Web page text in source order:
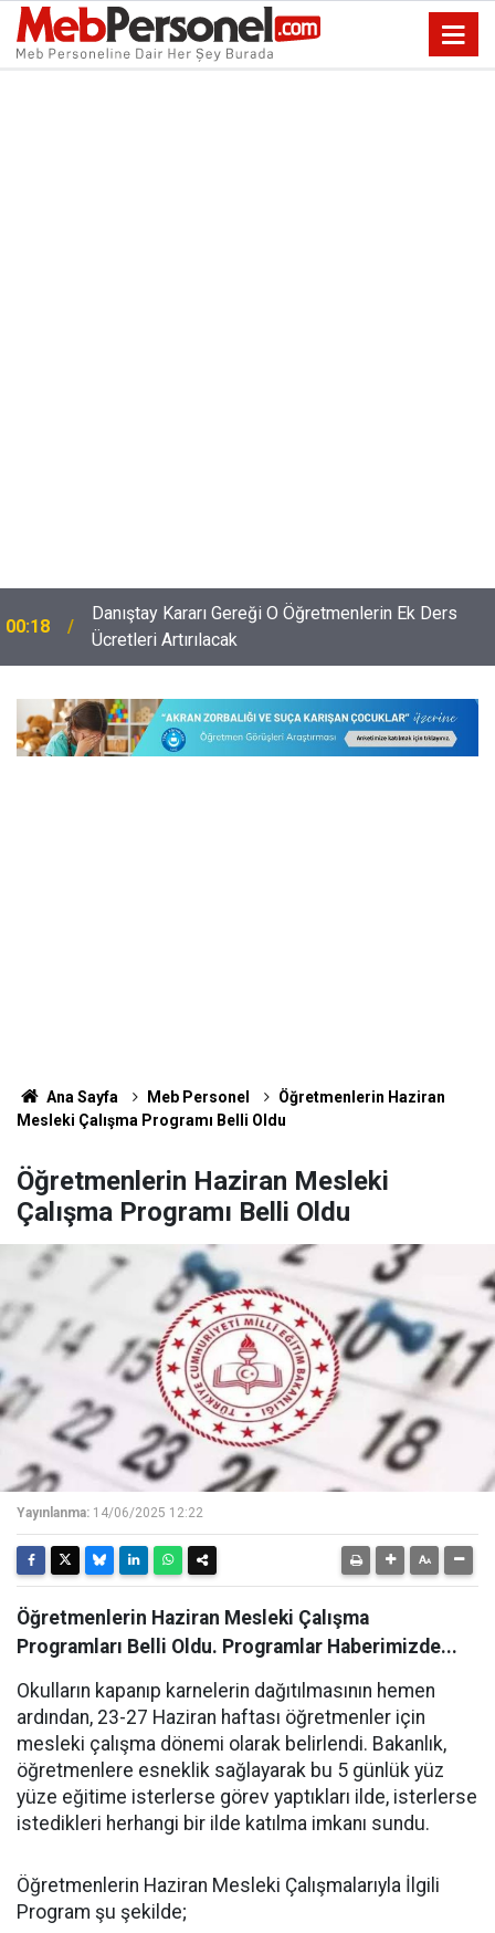
00:18
Danıştay Kararı Gereği O Öğretmenlerin Ek Ders
Ücretleri Artırılacak
Ana Sayfa Meb Personel
Öğretmenlerin Haziran
Mesleki Çalışma Programı Belli Oldu
Öğretmenlerin Haziran Mesleki
Çalışma Programı Belli Oldu
Yayınlanma: 14/06/2025 12:22
Öğretmenlerin Haziran Mesleki Çalışma
Programları Belli Oldu. Programlar Haberimizde...
Okulların kapanıp karnelerin dağıtılmasının hemen
ardından, 23-27 Haziran haftası öğretmenler için
mesleki çalışma dönemi olarak belirlendi. Bakanlık,
öğretmenlere esneklik sağlayarak bu 5 günlük yüz
yüze eğitime isterlerse görev yaptıkları ilde, isterlerse
istedikleri herhangi bir ilde katılma imkanı sundu.
Öğretmenlerin Haziran Mesleki Çalışmalarıyla İlgili
Program şu şekilde;